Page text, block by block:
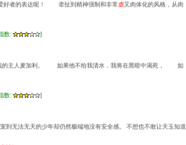
爱好者的表达呢！ 牵扯到精神强制和非常 虐又肉体化的风格，从肉
数:
]
主人麦加利。 如果他不给我清水，我将在黑暗中渴死， 如
数:
]
到无法无天的少年却仍然极端地没有安全感。 不想也不敢让天玉知道